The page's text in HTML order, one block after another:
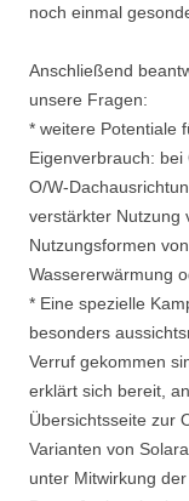
noch einmal
Anschließend
unsere Fragen:
* weitere Potentiale
Eigenverbrauch:
O/W-
verstärkter Nutzung
Nutzungsformen
Wassererwärmung
* Eine spezielle
besonders
Verruf gekommen
erklärt sich bereit,
Übersichtsseite zur
Varianten von
unter Mitwirkung